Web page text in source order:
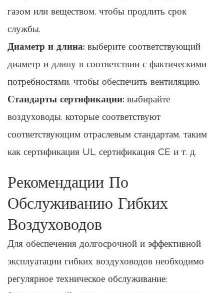
газом или веществом, чтобы продлить срок
службы.
Диаметр и длина: выберите соответствующий
диаметр и длину в соответствии с фактическими
потребностями, чтобы обеспечить вентиляцию.
Стандарты сертификации: выбирайте
воздуховоды, которые соответствуют
соответствующим отраслевым стандартам, таким
как сертификация UL, сертификация CE и т. д.
Рекомендации По
Обслуживанию Гибких
Воздуховодов
Для обеспечения долгосрочной и эффективной
эксплуатации гибких воздуховодов необходимо
регулярное техническое обслуживание: